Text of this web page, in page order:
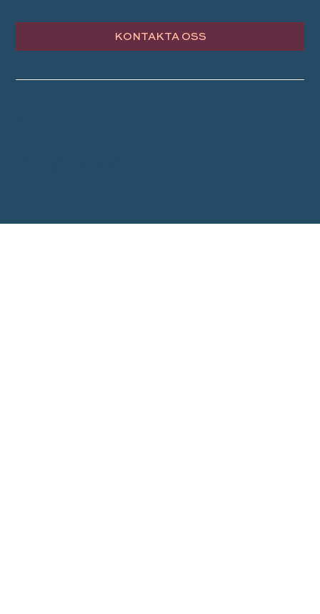
KONTAKTA OSS